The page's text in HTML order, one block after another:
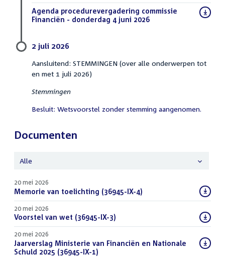
Download
bestand:
Agenda procedurevergadering commissie
Financiën - donderdag 4 juni 2026
2 juli 2026
Aansluitend: STEMMINGEN (over alle onderwerpen tot
en met 1 juli 2026)
Stemmingen
Besluit: Wetsvoorstel zonder stemming aangenomen.
Documenten
Alle
20 mei 2026
Download
bestand:
Memorie van toelichting (36945-IX-4)
20 mei 2026
Download
bestand:
Voorstel van wet (36945-IX-3)
20 mei 2026
Download
bestand:
Jaarverslag Ministerie van Financiën en Nationale
Schuld 2025 (36945-IX-1)